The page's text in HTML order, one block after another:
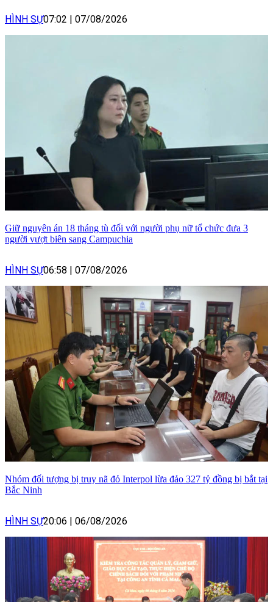
HÌNH SỰ07:02 | 07/08/2026
Giữ nguyên án 18 tháng tù đối với người phụ nữ tổ chức đưa 3
người vượt biên sang Campuchia
HÌNH SỰ06:58 | 07/08/2026
Nhóm đối tượng bị truy nã đỏ Interpol lừa đảo 327 tỷ đồng bị bắt tại
Bắc Ninh
HÌNH SỰ20:06 | 06/08/2026